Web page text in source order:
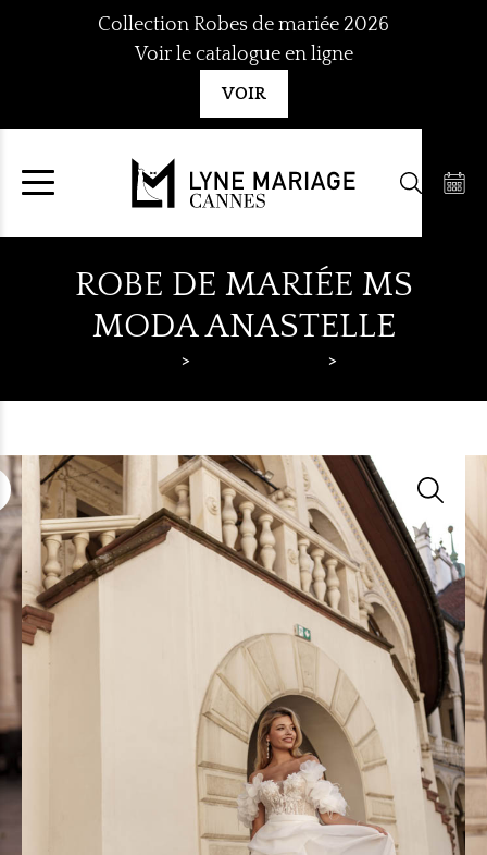
Collection Robes de mariée 2026
Voir le catalogue en ligne
VOIR
ROBE DE MARIÉE MS
MODA ANASTELLE